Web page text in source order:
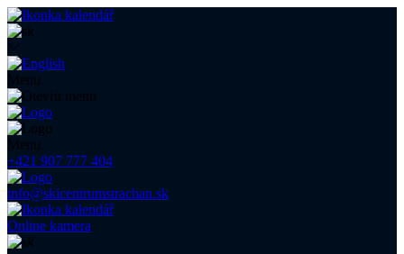
Menu
Menu
+421 907 777 404
info@skicentrumstrachan.sk
Online kamera